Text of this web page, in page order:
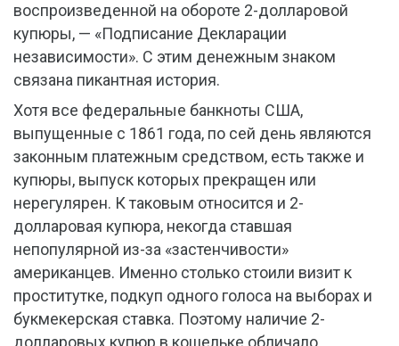
воспроизведенной на обороте 2-долларовой
купюры, — «Подписание Декларации
независимости». С этим денежным знаком
связана пикантная история.
Хотя все федеральные банкноты США,
выпущенные с 1861 года, по сей день являются
законным платежным средством, есть также и
купюры, выпуск которых прекращен или
нерегулярен. К таковым относится и 2-
долларовая купюра, некогда ставшая
непопулярной из-за «застенчивости»
американцев. Именно столько стоили визит к
проститутке, подкуп одного голоса на выборах и
букмекерская ставка. Поэтому наличие 2-
долларовых купюр в кошельке обличало